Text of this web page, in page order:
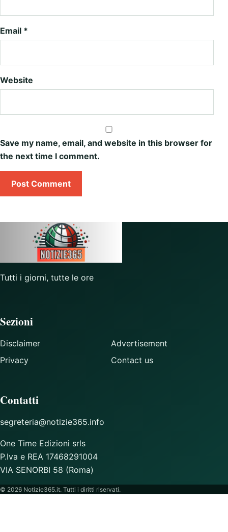
Email *
Website
Save my name, email, and website in this browser for
the next time I comment.
Tutti i giorni, tutte le ore
Sezioni
Disclaimer
Privacy
Advertisement
Contact us
Contatti
segreteria@notizie365.info
One Time Edizioni srls
P.Iva e REA 17468291004
VIA SENORBI 58 (Roma)
© 2026 Notizie365.it. Tutti i diritti riservati.